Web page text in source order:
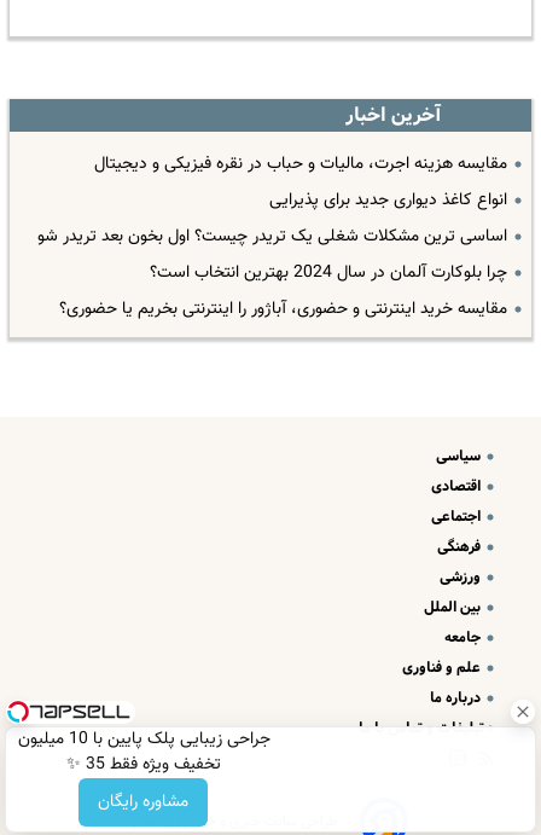
جراحی زیبایی پلک پایین با 10 میلیون
تخفیف ویژه فقط 35 ✨
مشاوره رایگان
آخرین اخبار
مقایسه هزینه اجرت، مالیات و حباب در نقره فیزیکی و دیجیتال
انواع کاغذ دیواری جدید برای پذیرایی
اساسی ترین مشکلات شغلی یک تریدر چیست؟ اول بخون بعد تریدر شو
چرا بلوکارت آلمان در سال 2024 بهترین انتخاب است؟
مقایسه خرید اینترنتی و حضوری، آباژور را اینترنتی بخریم یا حضوری؟
سیاسی
اقتصادی
اجتماعی
فرهنگی
ورزشی
بین الملل
جامعه
علم و فناوری
درباره ما
تبلیغات و تماس با ما
طراحی سایت خبری و خبرگزاری آسام